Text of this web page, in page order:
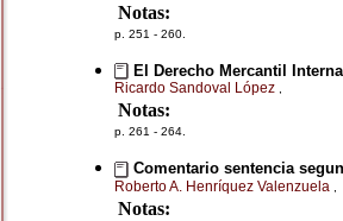
Notas:
p. 251 - 260.
El Derecho Mercantil
Ricardo Sandoval López ,
Notas:
p. 261 - 264.
Comentario sentencia
Roberto A. Henríquez Valenzuela
Notas: